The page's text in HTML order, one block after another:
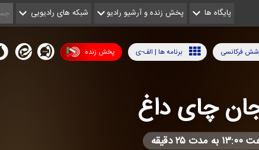
پایگاه ها پخش زنده و آرشیو رادیو شبکه های رادیویی
پخش زنده برنامه ها | الف-ی فرکانسی
چای داغ
دقیقه